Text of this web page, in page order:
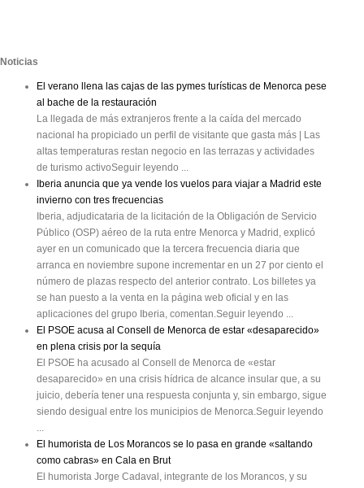
Noticias
El verano llena las cajas de las pymes turísticas de Menorca pese
al bache de la restauración
La llegada de más extranjeros frente a la caída del mercado
nacional ha propiciado un perfil de visitante que gasta más | Las
altas temperaturas restan negocio en las terrazas y actividades
de turismo activoSeguir leyendo ...
Iberia anuncia que ya vende los vuelos para viajar a Madrid este
invierno con tres frecuencias
Iberia, adjudicataria de la licitación de la Obligación de Servicio
Público (OSP) aéreo de la ruta entre Menorca y Madrid, explicó
ayer en un comunicado que la tercera frecuencia diaria que
arranca en noviembre supone incrementar en un 27 por ciento el
número de plazas respecto del anterior contrato. Los billetes ya
se han puesto a la venta en la página web oficial y en las
aplicaciones del grupo Iberia, comentan.Seguir leyendo ...
El PSOE acusa al Consell de Menorca de estar «desaparecido»
en plena crisis por la sequía
El PSOE ha acusado al Consell de Menorca de «estar
desaparecido» en una crisis hídrica de alcance insular que, a su
juicio, debería tener una respuesta conjunta y, sin embargo, sigue
siendo desigual entre los municipios de Menorca.Seguir leyendo
El humorista de Los Morancos se lo pasa en grande «saltando
como cabras» en Cala en Brut
El humorista Jorge Cadaval, integrante de los Morancos, y su